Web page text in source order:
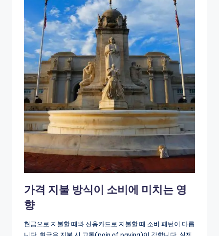
가격 지불 방식이 소비에 미치는 영
향
현금으로 지불할 때와 신용카드로 지불할 때 소비 패턴이 다릅
니다. 현금은 지불 시 고통(pain of paying)이 강합니다. 실제